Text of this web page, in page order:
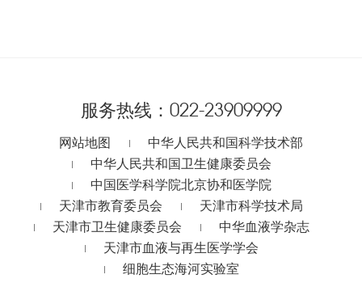
服务热线： 022-23909999
网站地图
中华人民共和国科学技术部
中华人民共和国卫生健康委员会
中国医学科学院北京协和医学院
天津市教育委员会
天津市科学技术局
天津市卫生健康委员会
中华血液学杂志
天津市血液与再生医学学会
细胞生态海河实验室